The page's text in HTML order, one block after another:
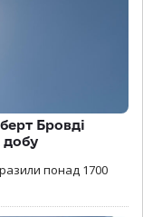
Бровді
добу
понад 1700